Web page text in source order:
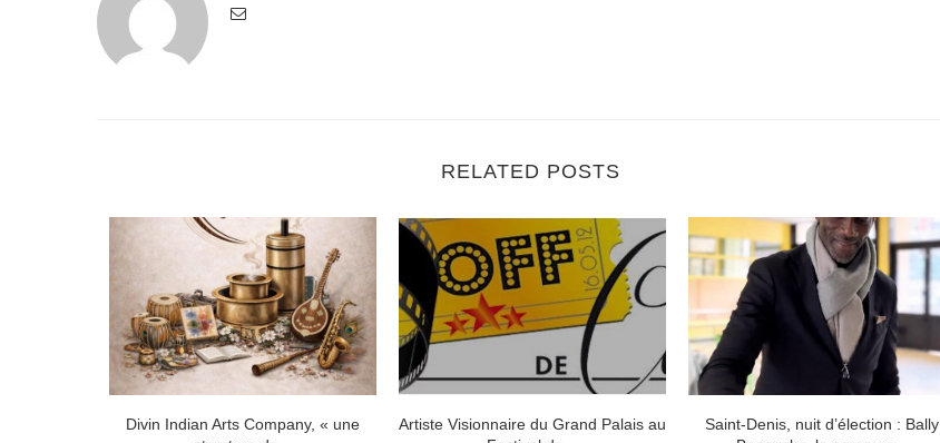
RELATED POSTS
Divin Indian Arts Company, « une
Artiste Visionnaire du Grand Palais au
Saint-Denis, nuit d’élection : Bally